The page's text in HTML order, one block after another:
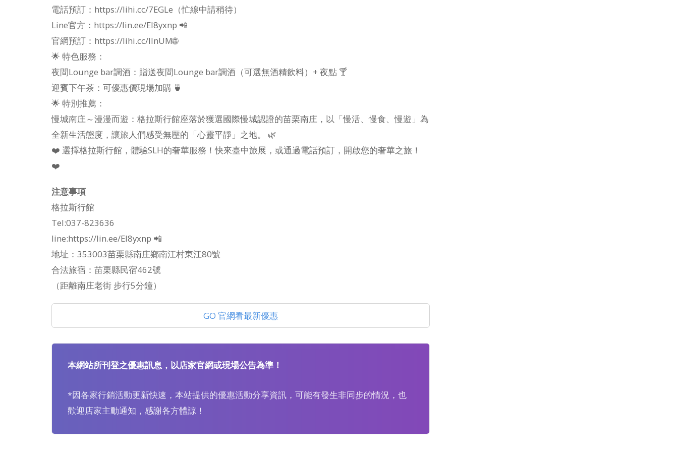
電話預訂：https://lihi.cc/7EGLe（忙線中請稍待）
Line官方：https://lin.ee/EI8yxnp 📲
官網預訂：https://lihi.cc/lInUM🌐
🌟 特色服務：
夜間Lounge bar調酒：贈送夜間Lounge bar調酒（可選無酒精飲料）+ 夜點 🍸
迎賓下午茶：可優惠價現場加購 🍵
🌟 特別推薦：
慢城南庄～漫漫而遊：格拉斯行館座落於獲選國際慢城認證的苗栗南庄，以「慢活、慢食、慢遊」為
全新生活態度，讓旅人們感受無壓的「心靈平靜」之地。 🌿
❤️ 選擇格拉斯行館，體驗SLH的奢華服務！快來臺中旅展，或通過電話預訂，開啟您的奢華之旅！
❤️
注意事項
格拉斯行館
Tel:037-823636
line:https://lin.ee/EI8yxnp 📲
地址：353003苗栗縣南庄鄉南江村東江80號
合法旅宿：苗栗縣民宿462號
（距離南庄老街 步行5分鐘）
GO 官網看最新優惠
本網站所刊登之優惠訊息，以店家官網或現場公告為準！
*因各家行銷活動更新快速，本站提供的優惠活動分享資訊，可能有發生非同步的情況，也
歡迎店家主動通知，感謝各方體諒！